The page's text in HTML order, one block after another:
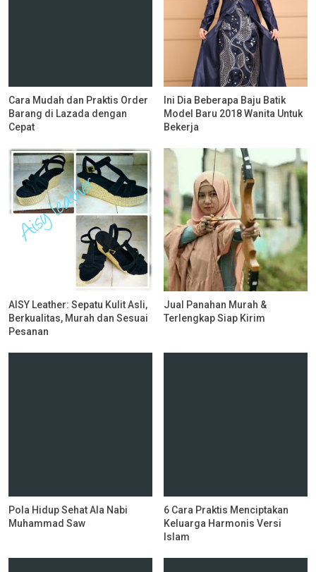
Cara Mudah dan Praktis Order
Barang di Lazada dengan
Cepat
Ini Dia Beberapa Baju Batik
Model Baru 2018 Wanita Untuk
Bekerja
AISY Leather: Sepatu Kulit Asli,
Berkualitas, Murah dan Sesuai
Pesanan
Jual Panahan Murah &
Terlengkap Siap Kirim
Pola Hidup Sehat Ala Nabi
Muhammad Saw
6 Cara Praktis Menciptakan
Keluarga Harmonis Versi
Islam